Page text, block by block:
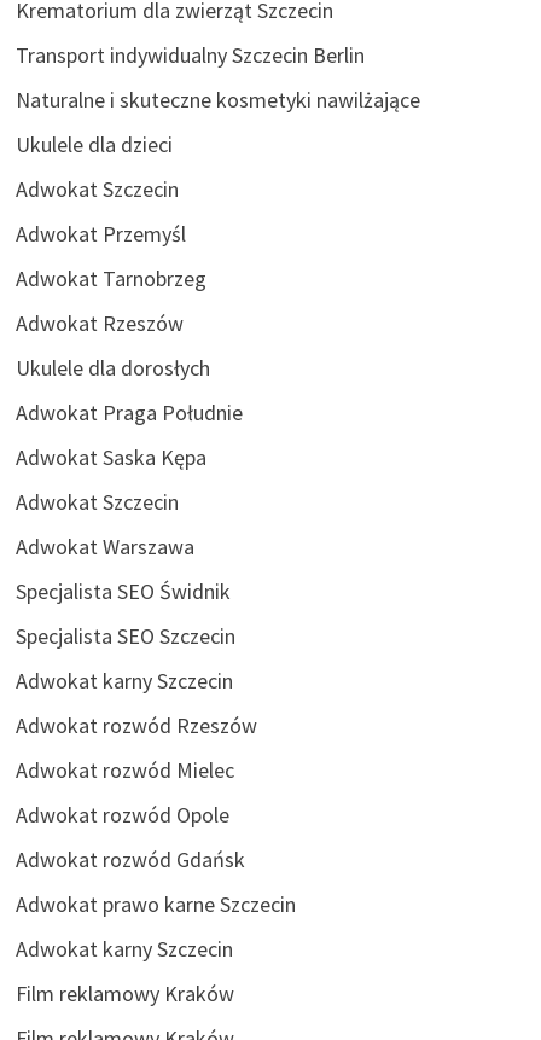
Krematorium dla zwierząt Szczecin
Transport indywidualny Szczecin Berlin
Naturalne i skuteczne kosmetyki nawilżające
Ukulele dla dzieci
Adwokat Szczecin
Adwokat Przemyśl
Adwokat Tarnobrzeg
Adwokat Rzeszów
Ukulele dla dorosłych
Adwokat Praga Południe
Adwokat Saska Kępa
Adwokat Szczecin
Adwokat Warszawa
Specjalista SEO Świdnik
Specjalista SEO Szczecin
Adwokat karny Szczecin
Adwokat rozwód Rzeszów
Adwokat rozwód Mielec
Adwokat rozwód Opole
Adwokat rozwód Gdańsk
Adwokat prawo karne Szczecin
Adwokat karny Szczecin
Film reklamowy Kraków